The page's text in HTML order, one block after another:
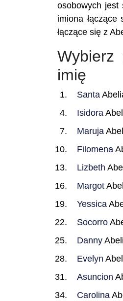
osobowych jest
imiona
łączące się z
Wybierz
imię
Santa
Isidora
Maruja
Filomena
Lizbeth
Margot
Yessica
Socorro
Danny
Evelyn
Asuncion
Carolina